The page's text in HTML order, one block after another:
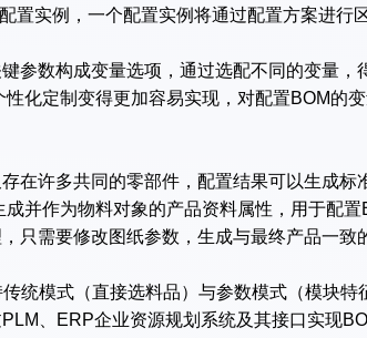
置实例，一个配置实例将通过配置方案进行
参数构成变量选项，通过选配不同的变量，
化定制变得更加容易实现，对配置BOM的
在许多共同的零部件，配置结果可以生成标
成并作为物料对象的产品资料属性，用于配
只需要修改图纸参数，生成与最终产品一致
统模式（直接选料品）与参数模式（模块特
、ERP企业资源规划系统及其接口实现